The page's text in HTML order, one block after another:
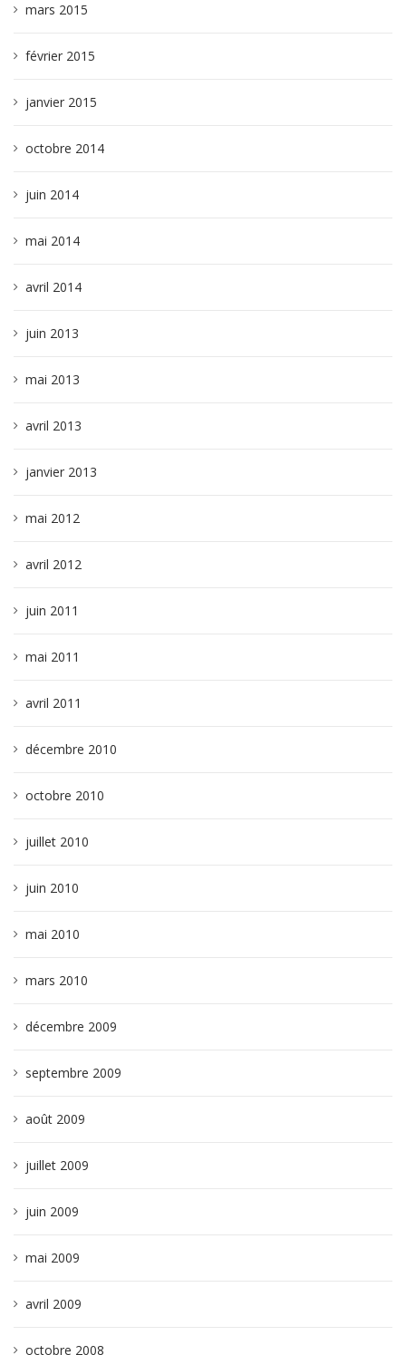
mars 2015
février 2015
janvier 2015
octobre 2014
juin 2014
mai 2014
avril 2014
juin 2013
mai 2013
avril 2013
janvier 2013
mai 2012
avril 2012
juin 2011
mai 2011
avril 2011
décembre 2010
octobre 2010
juillet 2010
juin 2010
mai 2010
mars 2010
décembre 2009
septembre 2009
août 2009
juillet 2009
juin 2009
mai 2009
avril 2009
octobre 2008